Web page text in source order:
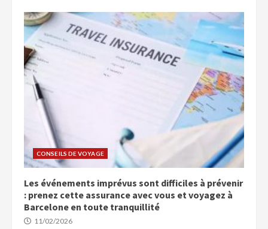
CONSEILS DE VOYAGE
Les événements imprévus sont difficiles à prévenir
: prenez cette assurance avec vous et voyagez à
Barcelone en toute tranquillité
11/02/2026